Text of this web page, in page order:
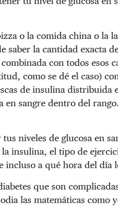
o la comida china o la
saber la cantidad exacta
con todos esos
como se dé el caso)
de insulina distribuida
en sangre dentro del
niveles de glucosa en
insulina, el tipo de
a qué hora del día
que son
las matemáticas como